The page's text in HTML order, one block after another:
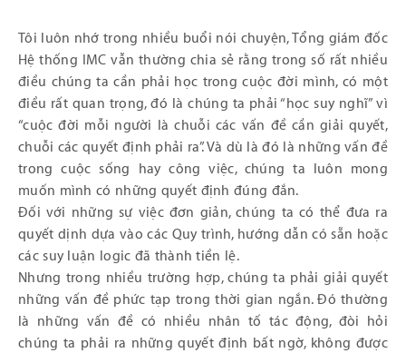
Tôi luôn nhớ trong nhiều buổi nói chuyện, Tổng giám đốc
Hệ thống IMC vẫn thường chia sẻ rằng trong số rất nhiều
điều chúng ta cần phải học trong cuộc đời mình, có một
điều rất quan trọng, đó là chúng ta phải “học suy nghĩ” vì
“cuộc đời mỗi người là chuỗi các vấn đề cần giải quyết,
chuỗi các quyết định phải ra”. Và dù là đó là những vấn đề
trong cuộc sống hay công việc, chúng ta luôn mong
muốn mình có những quyết định đúng đắn.
Đối với những sự việc đơn giản, chúng ta có thể đưa ra
quyết dịnh dựa vào các Quy trình, hướng dẫn có sẵn hoặc
các suy luận logic đã thành tiền lệ.
Nhưng trong nhiều trường hợp, chúng ta phải giải quyết
những vấn đề phức tạp trong thời gian ngắn. Đó thường
là những vấn đề có nhiều nhân tố tác động, đòi hỏi
chúng ta phải ra những quyết định bất ngờ, không được